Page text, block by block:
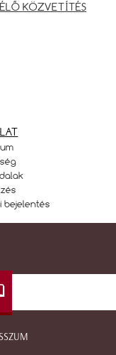
ÉLŐ KÖZVETÍTÉS
bejelentés